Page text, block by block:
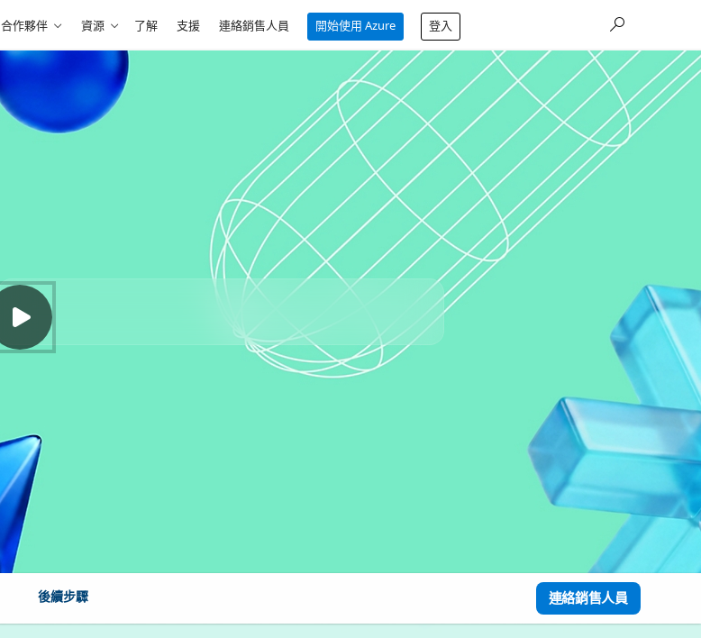
合作夥伴 資源 了解 支援 連絡銷售人員 開始使用 Azure 登入
後續步驟 連絡銷售人員